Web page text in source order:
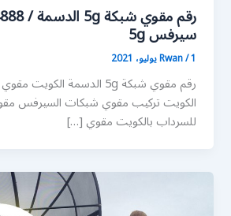
سيرفس 5g
Rwan/1 يوليو، 2021
الكويت تركيب مقوي شبكات السيرفس
للسرداب بالكويت مقوي […]